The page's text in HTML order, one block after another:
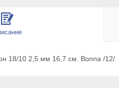
18/10 2,5 мм 16,7 см. Bonna /12/